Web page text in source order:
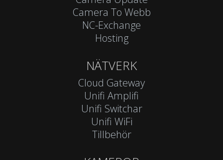
Camera To Webb
NC-Exchange
Hosting
NÄTVERK
Cloud Gateway
Unifi Amplifi
Unifi Switchar
Unifi WiFi
Tillbehör